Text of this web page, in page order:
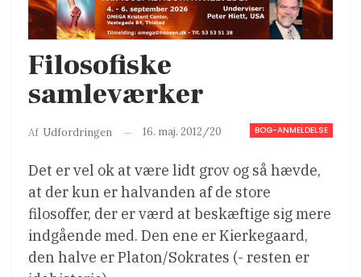
Filosofiske
samleværker
BOG-ANMELDELSE
Af Udfordringen 16. maj. 2012/20
Det er vel ok at være lidt grov og så hævde,
at der kun er halvanden af de store
filosoffer, der er værd at beskæftige sig mere
indgående med. Den ene er Kierkegaard,
den halve er Platon/Sokrates (- resten er